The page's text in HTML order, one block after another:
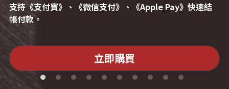
支持《支付寶》、《微信支付》、《Apple Pay》快速結
帳付款。
立即購買